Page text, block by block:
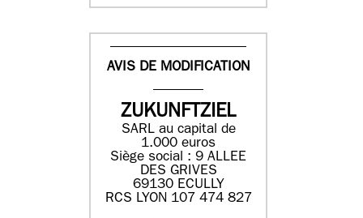
AVIS DE MODIFICATION
ZUKUNFTZIEL
SARL au capital de
1.000 euros
Siège social : 9 ALLEE
DES GRIVES
69130 ECULLY
RCS LYON 107 474 827